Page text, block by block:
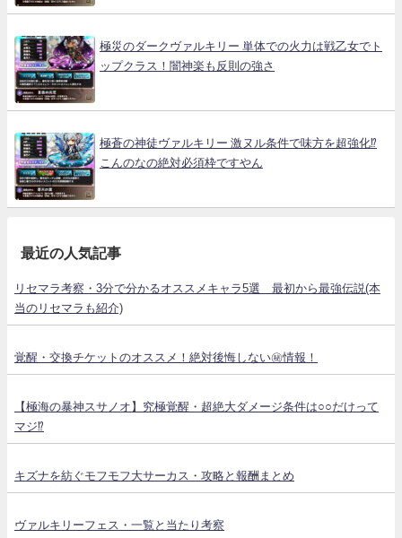
極災のダークヴァルキリー 単体での火力は戦乙女でト
ップクラス！闇神楽も反則の強さ
極蒼の神徒ヴァルキリー 激ヌル条件で味方を超強化⁉
こんのなの絶対必須枠ですやん
最近の人気記事
リセマラ考察・3分で分かるオススメキャラ5選 最初から最強伝説(本
当のリセマラも紹介)
覚醒・交換チケットのオススメ！絶対後悔しない㊙情報！
【極海の暴神スサノオ】究極覚醒・超絶大ダメージ条件は○○だけって
マジ⁉
キズナを紡ぐモフモフ大サーカス・攻略と報酬まとめ
ヴァルキリーフェス・一覧と当たり考察